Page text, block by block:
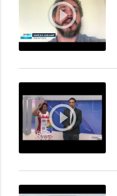
play_circle_outline
play_circle_outline